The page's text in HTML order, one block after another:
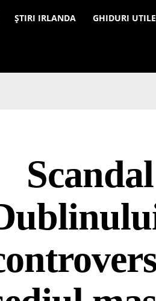
ȘTIRI IRLANDA GHIDURI UTILE